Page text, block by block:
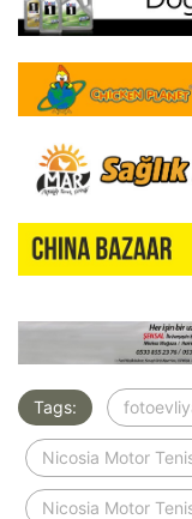
Tags:
Nicosia Motor
Nicosia Motor